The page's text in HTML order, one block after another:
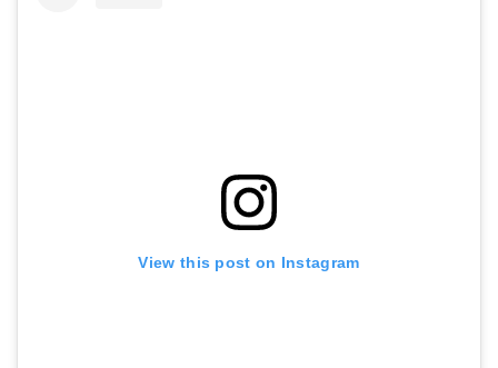
View this post on Instagram